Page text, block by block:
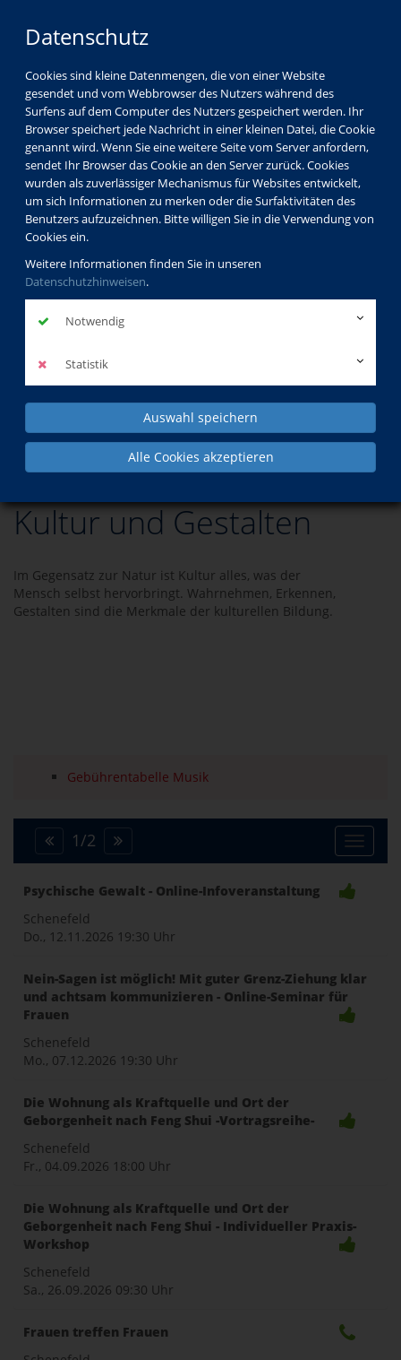
Datenschutz
Cookies sind kleine Datenmengen, die von einer Website
gesendet und vom Webbrowser des Nutzers während des
Surfens auf dem Computer des Nutzers gespeichert werden. Ihr
Browser speichert jede Nachricht in einer kleinen Datei, die Cookie
genannt wird. Wenn Sie eine weitere Seite vom Server anfordern,
sendet Ihr Browser das Cookie an den Server zurück. Cookies
wurden als zuverlässiger Mechanismus für Websites entwickelt,
um sich Informationen zu merken oder die Surfaktivitäten des
Benutzers aufzuzeichnen. Bitte willigen Sie in die Verwendung von
Cookies ein.
Weitere Informationen finden Sie in unseren
Datenschutzhinweisen.
Notwendig
Statistik
Auswahl speichern
Alle Cookies akzeptieren
Kultur und Gestalten
Kultur und Gestalten
Im Gegensatz zur Natur ist Kultur alles, was der
Mensch selbst hervorbringt. Wahrnehmen, Erkennen,
Gestalten sind die Merkmale der kulturellen Bildung.
Gebührentabelle Musik
Toggle
1/2
Psychische Gewalt - Online-Infoveranstaltung
Schenefeld
Do., 12.11.2026 19:30 Uhr
Nein-Sagen ist möglich! Mit guter Grenz-Ziehung klar
und achtsam kommunizieren - Online-Seminar für
Frauen
Schenefeld
Mo., 07.12.2026 19:30 Uhr
Die Wohnung als Kraftquelle und Ort der
Geborgenheit nach Feng Shui -Vortragsreihe-
Schenefeld
Fr., 04.09.2026 18:00 Uhr
Die Wohnung als Kraftquelle und Ort der
Geborgenheit nach Feng Shui - Individueller Praxis-
Workshop
Schenefeld
Sa., 26.09.2026 09:30 Uhr
Frauen treffen Frauen